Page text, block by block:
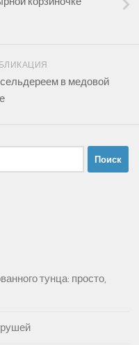
в медовой
тунца: просто,